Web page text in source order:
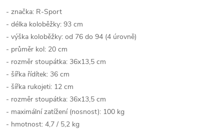
- značka: R-Sport
- délka koloběžky: 93 cm
- výška koloběžky: od 76 do 94 (4 úrovně)
- průměr kol: 20 cm
- rozměr stoupátka: 36x13,5 cm
- šířka řídítek: 36 cm
- šířka rukojeti: 12 cm
- rozměr stoupátka: 36x13,5 cm
- maximální zatížení (nosnost): 100 kg
- hmotnost: 4,7 / 5,2 kg